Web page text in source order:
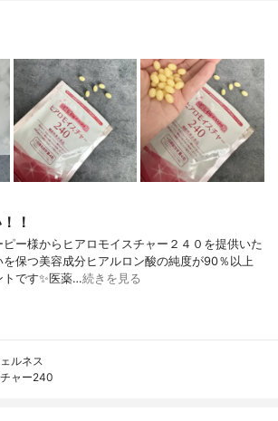
！
ー様からヒアロモイスチャー２４０を提供いた
保つ美容成分ヒアルロン酸の純度が90％以上
トです✨医薬…続きを見る
ルネス
ャー240